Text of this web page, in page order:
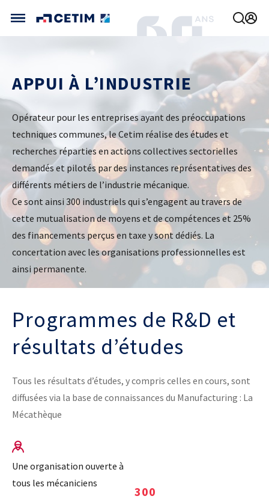
FRANCE (ACTUEL)
CETIM MATCOR (ASIE)
CETIM ALLEMAGNE
ACTUALITÉS
CETIM INFOS
VIDÉOS
IMPLANTATIONS
NOUS REJOINDRE
NOUS CONTACTER
MÉCATHÈQUE, LA BASE DE CONNAISSANCES
TOUTES NOS SOLUTIONS ET PRESTATIONS
Essais – contrôles – mesures
Analyse de défaillance
Témoignages Clients
Thématiques
Briques technologiques
Chaînes de valeur
Parcours de spécialisation
A distance
A l'international
NOS LOGICIELS
Logiciels métiers
Logiciels de calcul
Aide au chiffrage
Bases de données
APPUI À L’INDUSTRIE
APPUI À L’INDUSTRIE
Opérateur pour les entreprises ayant des préoccupations
techniques communes, le Cetim réalise des études et
recherches réparties en actions collectives sectorielles
demandés et pilotés par des instances représentatives des
différents métiers de l’industrie mécanique.
Ce sont ainsi 300 industriels qui s’engagent au travers de
cette mutualisation de moyens et de compétences et 25%
des financements perçus en taxe y sont dédiés. La
concertation avec les organisations professionnelles est
ainsi permanente.
Programmes de R&D et
résultats d’études
Tous les résultats d’études, y compris celles en cours, sont
diffusées via la base de connaissances du Manufacturing : La
Mécathèque
Une organisation ouverte à
tous les mécaniciens
300